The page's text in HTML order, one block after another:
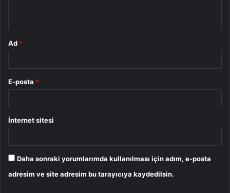
Ad *
E-posta *
İnternet sitesi
Daha sonraki yorumlarımda kullanılması için adım, e-posta
adresim ve site adresim bu tarayıcıya kaydedilsin.